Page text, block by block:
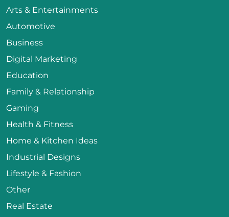
Arts & Entertainments
Automotive
Business
Digital Marketing
Education
Family & Relationship
Gaming
Health & Fitness
Home & Kitchen Ideas
Industrial Designs
Lifestyle & Fashion
Other
Real Estate